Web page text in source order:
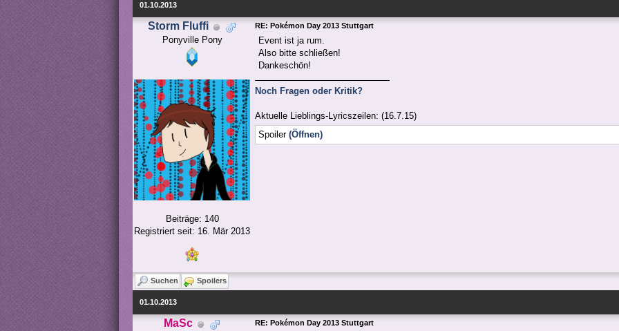
01.10.2013
Storm Fluffi
Ponyville Pony
Beiträge: 140
Registriert seit: 16. Mär 2013
RE: Pokémon Day 2013 Stuttgart
Event ist ja rum.
Also bitte schließen!
Dankeschön!
Noch Fragen oder Kritik?
Aktuelle Lieblings-Lyricszeilen: (16.7.15)
Spoiler (Öffnen)
Suchen Spoilers
01.10.2013
MaSc RE: Pokémon Day 2013 Stuttgart